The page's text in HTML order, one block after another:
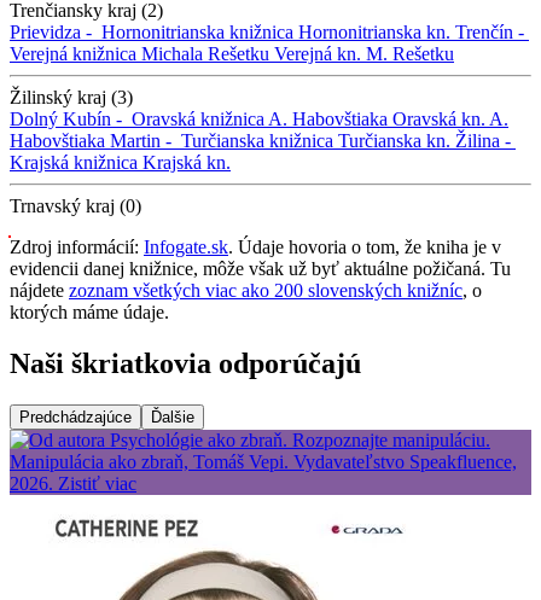
Trenčiansky kraj (2)
Prievidza - Hornonitrianska knižnica Hornonitrianska kn. Trenčín -
Verejná knižnica Michala Rešetku Verejná kn. M. Rešetku
Žilinský kraj (3)
Dolný Kubín - Oravská knižnica A. Habovštiaka Oravská kn. A.
Habovštiaka Martin - Turčianska knižnica Turčianska kn. Žilina -
Krajská knižnica Krajská kn.
Trnavský kraj (0)
Zdroj informácií: Infogate.sk. Údaje hovoria o tom, že kniha je v
evidencii danej knižnice, môže však už byť aktuálne požičaná. Tu
nájdete zoznam všetkých viac ako 200 slovenských knižníc, o
ktorých máme údaje.
Naši škriatkovia odporúčajú
Predchádzajúce Ďalšie